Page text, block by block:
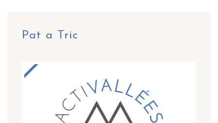
Pat a Tric